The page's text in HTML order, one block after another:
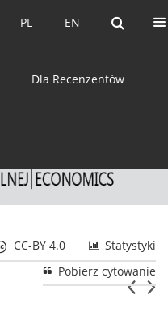
EN
PL EN
PL
Dla Recenzentów
ISSN: 0044-1600
Statystyki
CC-BY 4.0
Pobierz cytowanie